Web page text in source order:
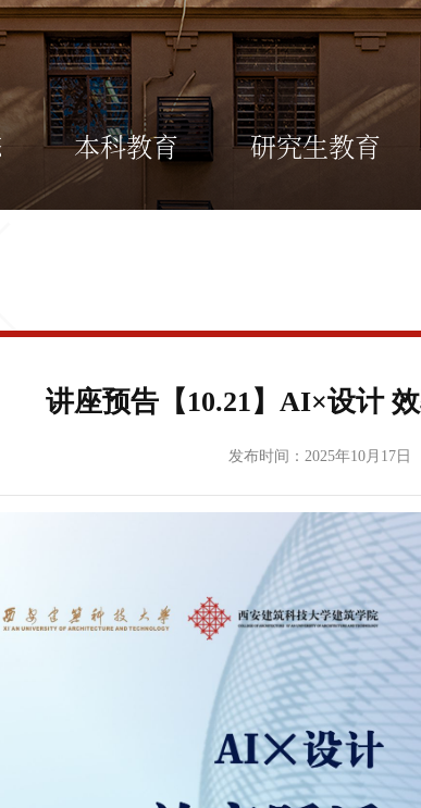
本科教育 研究生教育
讲座预告【10.21】AI×设计
发布时间：2025年10月17日